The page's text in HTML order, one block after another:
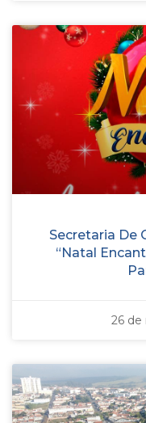
Secretaria De
“Natal
26 de